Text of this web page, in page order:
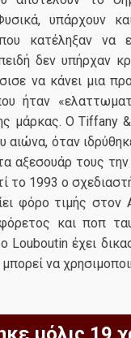
υπάρχουν
κατέληξαν να
δεν υπήρχαν
να κάνει μια
ήταν
μάρκας. Ο Tiffany
αιώνα, όταν
αξεσουάρ τους την
το 1993 ο
φόρο τιμής στον
και ποπ
Louboutin έχει
να